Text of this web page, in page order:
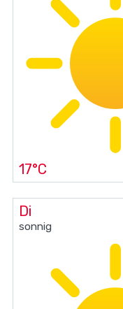
17°C
Di
sonnig